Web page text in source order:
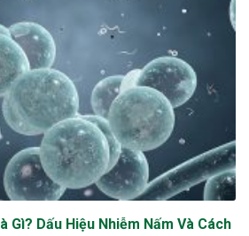
Gì? Dấu Hiệu Nhiễm Nấm Và Cách